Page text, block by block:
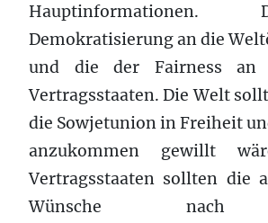
Demokratisierung an die
und die der Fairness an
Vertragsstaaten. Die Welt
die Sowjetunion in Freiheit
anzukommen gewillt
Vertragsstaaten sollten die
Wünsche nach